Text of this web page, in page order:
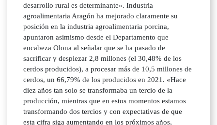
desarrollo rural es determinante». Industria
agroalimentaria Aragón ha mejorado claramente su
posición en la industria agroalimentaria porcina,
apuntaron asimismo desde el Departamento que
encabeza Olona al señalar que se ha pasado de
sacrificar y despiezar 2,8 millones (el 30,48% de los
cerdos producidos), a procesar más de 10,5 millones de
cerdos, un 66,79% de los producidos en 2021. «Hace
diez años tan solo se transformaba un tercio de la
producción, mientras que en estos momentos estamos
transformando dos tercios y con expectativas de que
esta cifra siga aumentando en los próximos años,